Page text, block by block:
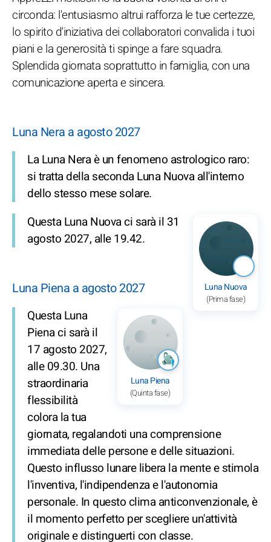
circonda: l'entusiasmo altrui rafforza le tue certezze,
lo spirito d'iniziativa dei collaboratori convalida i tuoi
piani e la generosità ti spinge a fare squadra.
Splendida giornata soprattutto in famiglia, con una
comunicazione aperta e sincera.
Luna Nera a agosto 2027
La Luna Nera è un fenomeno astrologico raro:
si tratta della seconda Luna Nuova all'interno
dello stesso mese solare.
Luna Nuova
(Prima fase)
Questa Luna Nuova ci sarà il 31
agosto 2027, alle 19.42.
Luna Piena a agosto 2027
Luna Piena
(Quinta fase)
Questa Luna
Piena ci sarà il
17 agosto 2027,
alle 09.30. Una
straordinaria
flessibilità
colora la tua
giornata, regalandoti una comprensione
immediata delle persone e delle situazioni.
Questo influsso lunare libera la mente e stimola
l'inventiva, l'indipendenza e l'autonomia
personale. In questo clima anticonvenzionale, è
il momento perfetto per scegliere un'attività
originale e distinguerti con classe.